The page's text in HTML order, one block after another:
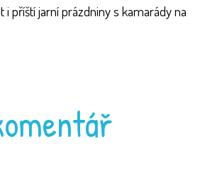
příští jarní prázdniny s kamarády na